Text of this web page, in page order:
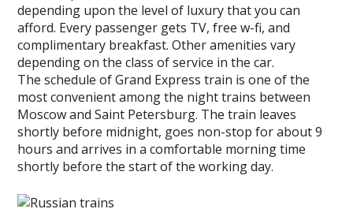
depending upon the level of luxury that you can
afford. Every passenger gets TV, free w-fi, and
complimentary breakfast. Other amenities vary
depending on the class of service in the car.
The schedule of Grand Express train is one of the
most convenient among the night trains between
Moscow and Saint Petersburg. The train leaves
shortly before midnight, goes non-stop for about 9
hours and arrives in a comfortable morning time
shortly before the start of the working day.